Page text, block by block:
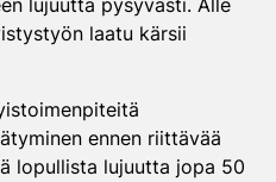
lujuutta pysyvästi. Alle
laatu kärsii
ennen riittävää
lopullista lujuutta jopa 50